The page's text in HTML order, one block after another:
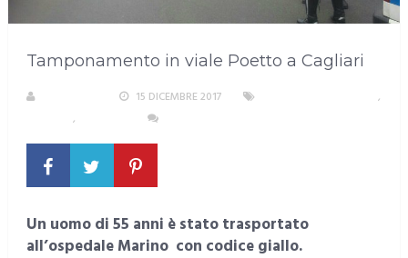
Tamponamento in viale Poetto a Cagliari
15 DICEMBRE 2017
,
,
Un uomo di 55 anni è stato trasportato
all’ospedale Marino con codice giallo.